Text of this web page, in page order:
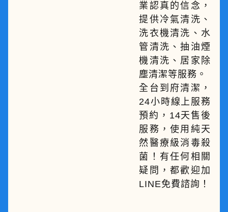
業認真的信念，
提供冷氣清洗、
洗衣機清洗、水
管清洗、抽油煙
機清洗、居家除
塵清潔等服務。
全台到府清潔，
24小時線上服務
預約，14天售後
服務，使用純天
然醫療級消毒殺
菌！有任何相關
疑問，都歡迎加
LINE免費諮詢！